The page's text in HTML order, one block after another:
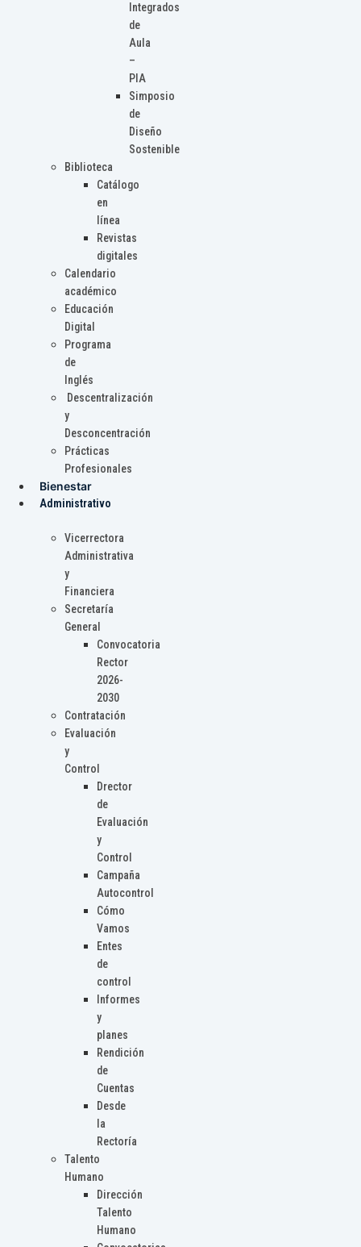
Integrados
de
Aula
–
PIA
Simposio
de
Diseño
Sostenible
Biblioteca
Catálogo
en
línea
Revistas
digitales
Calendario
académico
Educación
Digital
Programa
de
Inglés
Descentralización
y
Desconcentración
Prácticas
Profesionales
Bienestar
Administrativo
Vicerrectora
Administrativa
y
Financiera
Secretaría
General
Convocatoria
Rector
2026-
2030
Contratación
Evaluación
y
Control
Drector
de
Evaluación
y
Control
Campaña
Autocontrol
Cómo
Vamos
Entes
de
control
Informes
y
planes
Rendición
de
Cuentas
Desde
la
Rectoría
Talento
Humano
Dirección
Talento
Humano